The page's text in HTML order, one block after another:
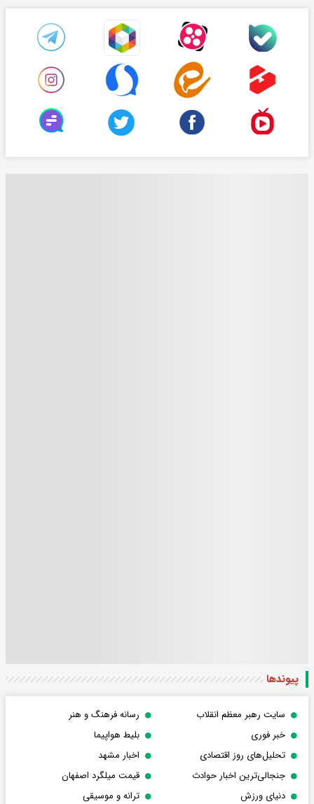
پیوندها
سایت رهبر معظم انقلاب
رسانه فرهنگ و هنر
خبر فوری
بلیط هواپیما
تحلیل‌های روز اقتصادی
اخبار مشهد
جنجالی‌ترین اخبار حوادث
قیمت میلگرد اصفهان
دنیای ورزش
ترانه و موسیقی